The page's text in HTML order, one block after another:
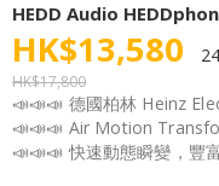
HEDD Audio
HK$13,580
HK$17,800
📣📣📣 德國柏林 Heinz
📣📣📣 Air Motion
📣📣📣 快速動態瞬變，豐